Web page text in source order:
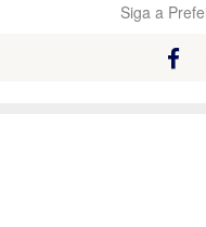
Siga a